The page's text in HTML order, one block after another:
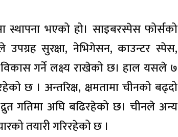
स्थापना भएको हो। साइबरस्पेस फोर्सको
सुरक्षा, नेभिगेसन, काउन्टर स्पेस,
विकास गर्ने लक्ष्य राखेको छ। हाल यसले ७
छ । अन्तरिक्ष, क्षमतामा चीनको बढ्दो
द्रुत गतिमा अघि बढिरहेको छ। चीनले अन्य
तयारी गरिरहेको छ ।